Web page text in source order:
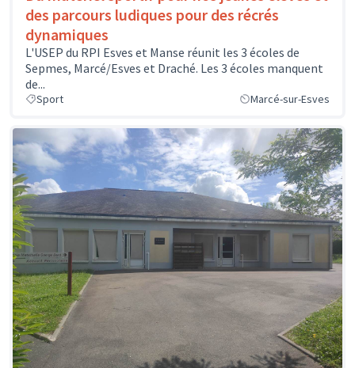
des parcours ludiques pour des récrés
dynamiques
L'USEP du RPI Esves et Manse réunit les 3 écoles de
Sepmes, Marcé/Esves et Draché. Les 3 écoles manquent
de...
Sport Marcé-sur-Esves